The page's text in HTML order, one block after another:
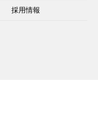
採用情報